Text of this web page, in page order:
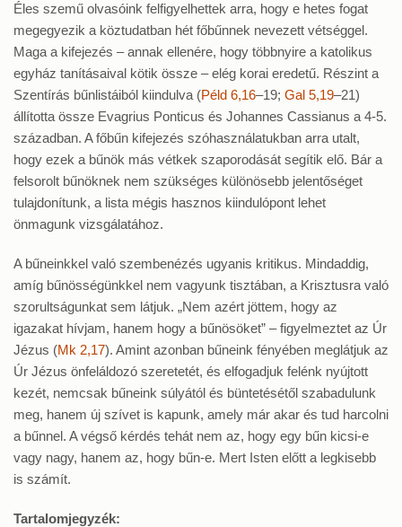
Éles szemű olvasóink felfigyelhettek arra, hogy e hetes fogat
megegyezik a köztudatban hét főbűnnek nevezett vétséggel.
Maga a kifejezés – annak ellenére, hogy többnyire a katolikus
egyház tanításaival kötik össze – elég korai eredetű. Részint a
Szentírás bűnlistáiból kiindulva (Péld 6,16–19; Gal 5,19–21)
állította össze Evagrius Ponticus és Johannes Cassianus a 4-5.
században. A főbűn kifejezés szóhasználatukban arra utalt,
hogy ezek a bűnök más vétkek szaporodását segítik elő. Bár a
felsorolt bűnöknek nem szükséges különösebb jelentőséget
tulajdonítunk, a lista mégis hasznos kiindulópont lehet
önmagunk vizsgálatához.
A bűneinkkel való szembenézés ugyanis kritikus. Mindaddig,
amíg bűnösségünkkel nem vagyunk tisztában, a Krisztusra való
szorultságunkat sem látjuk. „Nem azért jöttem, hogy az
igazakat hívjam, hanem hogy a bűnösöket” – figyelmeztet az Úr
Jézus (Mk 2,17). Amint azonban bűneink fényében meglátjuk az
Úr Jézus önfeláldozó szeretetét, és elfogadjuk felénk nyújtott
kezét, nemcsak bűneink súlyától és büntetésétől szabadulunk
meg, hanem új szívet is kapunk, amely már akar és tud harcolni
a bűnnel. A végső kérdés tehát nem az, hogy egy bűn kicsi-e
vagy nagy, hanem az, hogy bűn-e. Mert Isten előtt a legkisebb
is számít.
Tartalomjegyzék: